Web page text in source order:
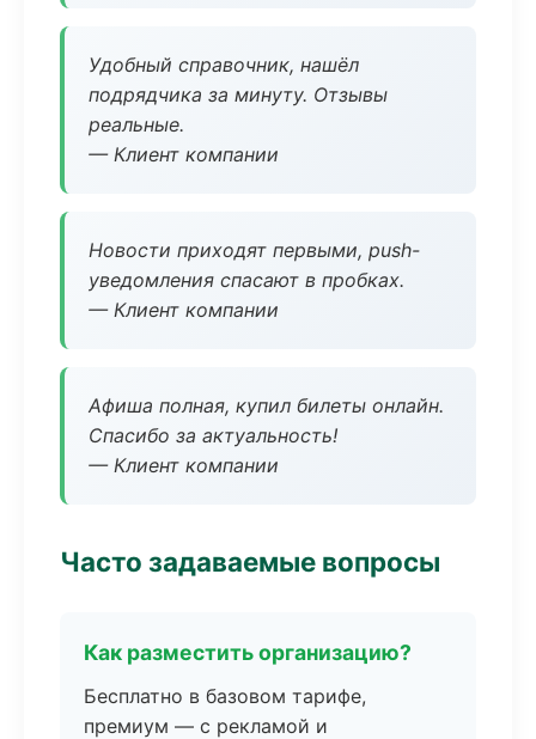
Удобный справочник, нашёл
подрядчика за минуту. Отзывы
реальные.
— Клиент компании
Новости приходят первыми, push-
уведомления спасают в пробках.
— Клиент компании
Афиша полная, купил билеты онлайн.
Спасибо за актуальность!
— Клиент компании
Часто задаваемые вопросы
Как разместить организацию?
Бесплатно в базовом тарифе,
премиум — с рекламой и